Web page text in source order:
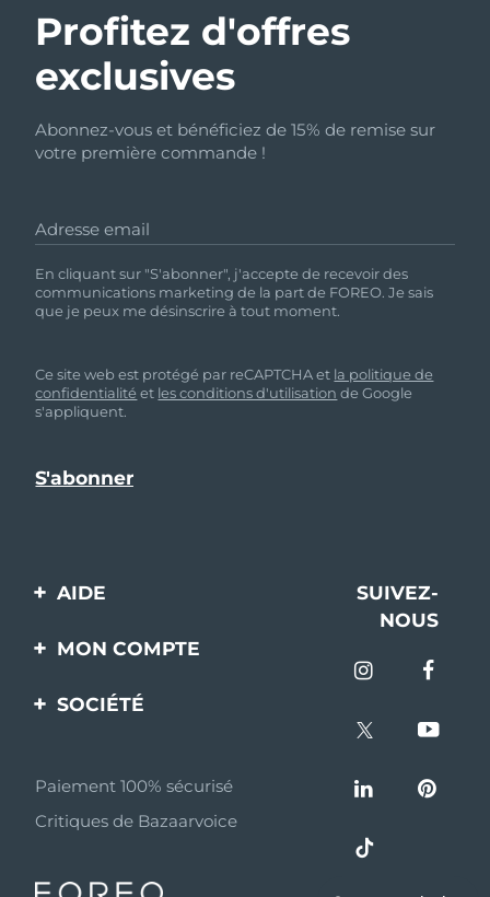
Profitez d'offres
exclusives
Abonnez-vous et bénéficiez de 15% de remise sur
votre première commande !
Adresse email
En cliquant sur "S'abonner", j'accepte de recevoir des
communications marketing de la part de FOREO. Je sais
que je peux me désinscrire à tout moment.
Ce site web est protégé par reCAPTCHA et la politique de
confidentialité et les conditions d'utilisation de Google
s'appliquent.
AIDE
Contactez-nous
livraisons
Questions et réponses
Informations sur la
SUIVEZ-
NOUS
MON COMPTE
Enregistrement produit
SOCIÉTÉ
Programme d’affiliation
Nouvelles d'affiliation
Paiement 100% sécurisé
Critiques de Bazaarvoice